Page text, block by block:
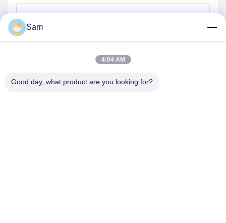
পাঠান
Sam
4:04 AM
Good day, what product are you looking for?